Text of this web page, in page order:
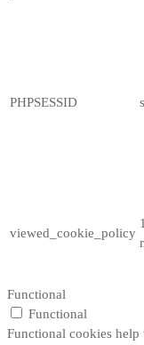
PHPSESSID
viewed_cookie_policy
Functional
Functional
Functional cookies